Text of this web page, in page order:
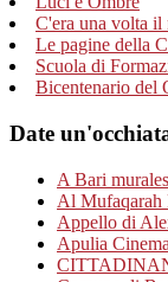
C'era una volta il
Le pagine della
Scuola di
Bicentenario del
Date
A Bari
Al Mufaqarah
Appello di
Apulia Cinema